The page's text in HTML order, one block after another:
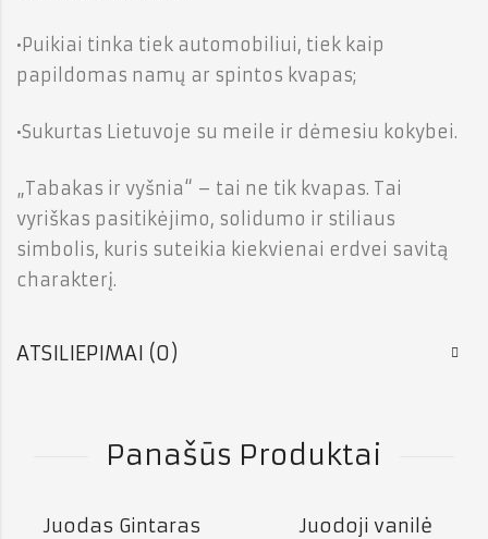
•Puikiai tinka tiek automobiliui, tiek kaip
papildomas namų ar spintos kvapas;
•Sukurtas Lietuvoje su meile ir dėmesiu kokybei.
„Tabakas ir vyšnia“ – tai ne tik kvapas. Tai
vyriškas pasitikėjimo, solidumo ir stiliaus
simbolis, kuris suteikia kiekvienai erdvei savitą
charakterį.
ATSILIEPIMAI (0)
Panašūs Produktai
Juodas Gintaras Juodoji vanilė